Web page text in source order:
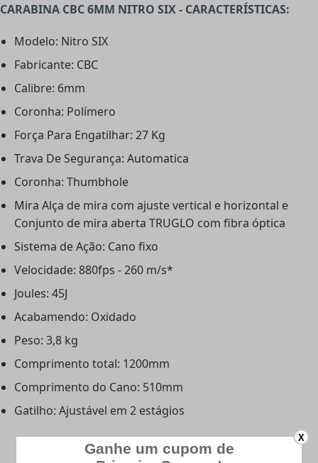
CARABINA CBC 6MM NITRO SIX - CARACTERÍSTICAS:
Modelo: Nitro SIX
Fabricante: CBC
Calibre: 6mm
Coronha: Polímero
Força Para Engatilhar: 27 Kg
Trava De Segurança: Automatica
Coronha: Thumbhole
Mira Alça de mira com ajuste vertical e horizontal e
Conjunto de mira aberta TRUGLO com fibra óptica
Sistema de Ação: Cano fixo
Velocidade: 880fps - 260 m/s*
Joules: 45J
Acabamendo: Oxidado
Peso: 3,8 kg
Comprimento total: 1200mm
Comprimento do Cano: 510mm
Gatilho: Ajustável em 2 estágios
X